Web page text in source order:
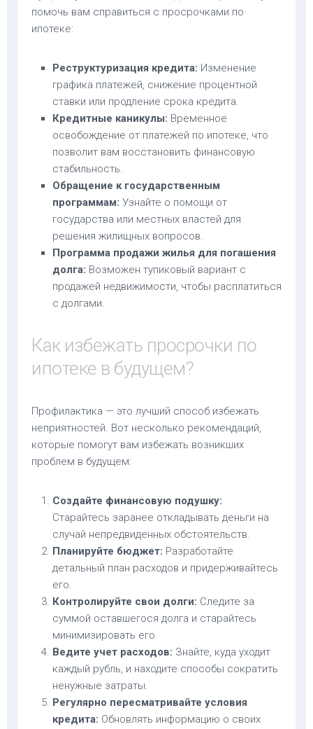
помочь вам справиться с просрочками по
ипотеке:
Реструктуризация кредита: Изменение
графика платежей, снижение процентной
ставки или продление срока кредита.
Кредитные каникулы: Временное
освобождение от платежей по ипотеке, что
позволит вам восстановить финансовую
стабильность.
Обращение к государственным
программам: Узнайте о помощи от
государства или местных властей для
решения жилищных вопросов.
Программа продажи жилья для погашения
долга: Возможен тупиковый вариант с
продажей недвижимости, чтобы расплатиться
с долгами.
Как избежать просрочки по
ипотеке в будущем?
Профилактика — это лучший способ избежать
неприятностей. Вот несколько рекомендаций,
которые помогут вам избежать возникших
проблем в будущем:
Создайте финансовую подушку:
Старайтесь заранее откладывать деньги на
случай непредвиденных обстоятельств.
Планируйте бюджет: Разработайте
детальный план расходов и придерживайтесь
его.
Контролируйте свои долги: Следите за
суммой оставшегося долга и старайтесь
минимизировать его.
Ведите учет расходов: Знайте, куда уходит
каждый рубль, и находите способы сократить
ненужные затраты.
Регулярно пересматривайте условия
кредита: Обновлять информацию о своих